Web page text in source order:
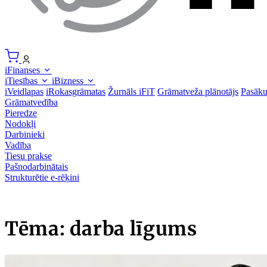
iFinanses
iTiesības
iBizness
iVeidlapas iRokasgrāmatas Žurnāls iFiT Grāmatveža plānotājs
Grāmatvedība
Pieredze
Nodokļi
Darbinieki
Vadība
Tiesu prakse
Pašnodarbinātais
Strukturētie e-rēķini
Tēma: darba līgums